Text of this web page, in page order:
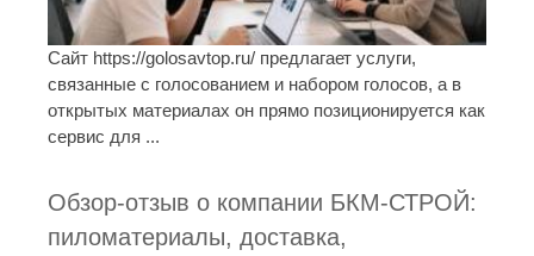
Сайт https://golosavtop.ru/ предлагает услуги,
связанные с голосованием и набором голосов, а в
открытых материалах он прямо позиционируется как
сервис для ...
Обзор-отзыв о компании БКМ-СТРОЙ:
пиломатериалы, доставка,